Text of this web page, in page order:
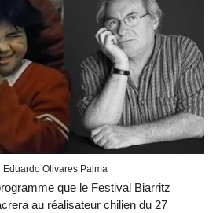
Olivares Palma
que le Festival Biarritz
au réalisateur chilien du 27